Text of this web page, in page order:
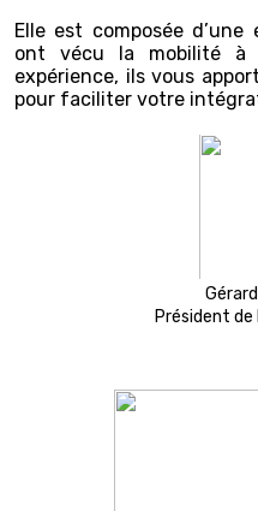
Elle est composée
ont vécu la mobilité à
expérience, ils vous
pour faciliter votre
Président de